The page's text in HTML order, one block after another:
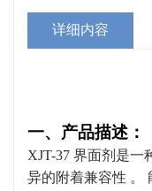
详细内容
一、产品描述：
XJT-37 界面剂是一
异的附着兼容性 。